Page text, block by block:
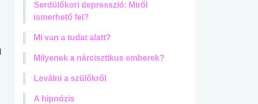
Serdülőkori depresszió: Miről
ismerhető fel?
Mi van a tudat alatt?
Milyenek a nárcisztikus emberek?
Leválni a szülőkről
A hipnózis